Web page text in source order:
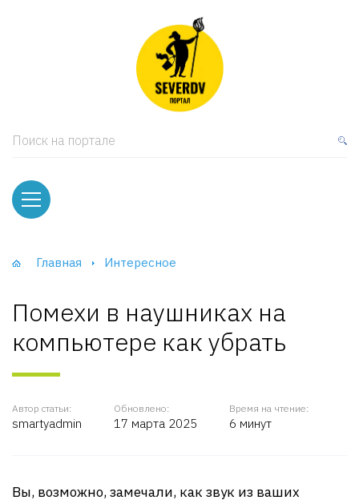
Поиск на портале
Главная Интересное
Помехи в наушниках на
компьютере как убрать
Автор статьи:
smartyadmin
Обновлено:
17 марта 2025
Время на чтение:
6 минут
Вы, возможно, замечали, как звук из ваших
и тумбы